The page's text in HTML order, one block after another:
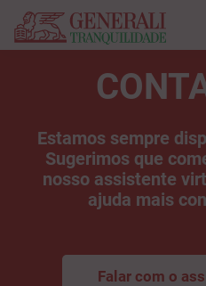
Estamos sempre
Sugerimos que
nosso assistente
ajuda mais
Falar com o